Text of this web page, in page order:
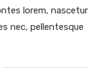
lorem, nascetur
nec, pellentesque